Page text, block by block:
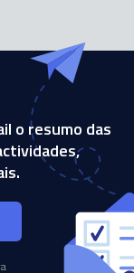
o resumo das